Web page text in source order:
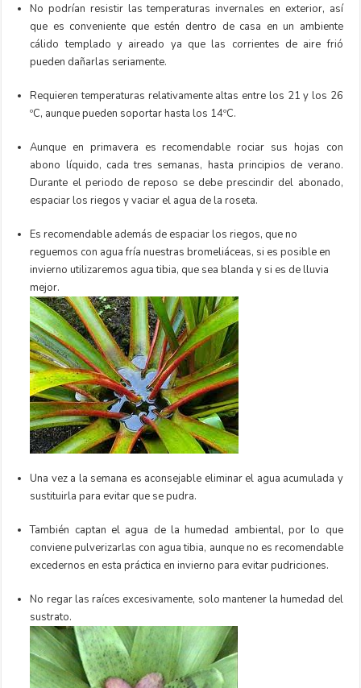
No podrían resistir las temperaturas invernales en exterior, así
que es conveniente que estén dentro de casa en un ambiente
cálido templado y aireado ya que las corrientes de aire frió
pueden dañarlas seriamente.
Requieren temperaturas relativamente altas entre los 21 y los 26
ºC, aunque pueden soportar hasta los 14ºC.
Aunque en primavera es recomendable rociar sus hojas con
abono líquido, cada tres semanas, hasta principios de verano.
Durante el periodo de reposo se debe prescindir del abonado,
espaciar los riegos y vaciar el agua de la roseta.
Es recomendable además de espaciar los riegos, que no
reguemos con agua fría nuestras bromeliáceas, si es posible en
invierno utilizaremos agua tibia, que sea blanda y si es de lluvia
mejor.
Una vez a la semana es aconsejable eliminar el agua acumulada y
sustituirla para evitar que se pudra.
También captan el agua de la humedad ambiental, por lo que
conviene pulverizarlas con agua tibia, aunque no es recomendable
excedernos en esta práctica en invierno para evitar pudriciones.
No regar las raíces excesivamente, solo mantener la humedad del
sustrato.